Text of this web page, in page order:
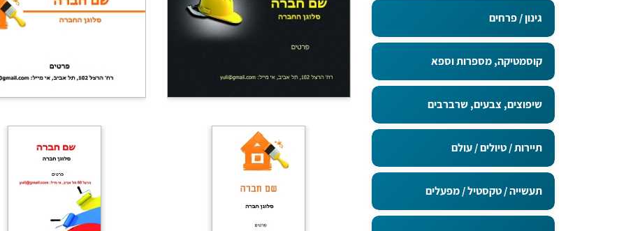
מדבקות בגודל 15X10 ס"מ
מדבקות בגודל 20X5 ס"מ
מדבקות בגודל 9x5 ס"מ
גינון / פרחים
קוסמטיקה, מספרות וספא
שיפוצים, צבעים, שרברבים
תיירות / טיולים / עולם
תעשייה / טקסטיל / מפעלים